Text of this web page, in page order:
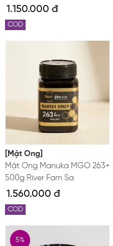
1.150.000 đ
COD
[Mật Ong]
Mật Ong Manuka MGO 263+
500g River Fam Sa
1.560.000 đ
COD
5%